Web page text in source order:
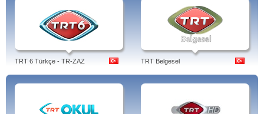
TRT 6 Türkçe - TR-ZAZ TRT Belgesel